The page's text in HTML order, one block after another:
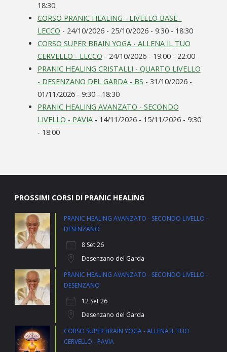
18:30
CORSO PRANIC HEALING - LIVELLO BASE -
LECCO - 24/10/2026 - 25/10/2026 - 9:30 - 18:30
CORSO SUPER BRAIN YOGA - ALLENA IL TUO
CERVELLO - LECCO - 24/10/2026 - 19:00 - 22:00
PRANIC HEALING CRISTALLI - QUARTO LIVELLO
- DESENZANO DEL GARDA - BS - 31/10/2026 -
01/11/2026 - 9:30 - 18:30
PRANIC HEALING AVANZATO - SECONDO
LIVELLO - PAVIA- 14/11/2026 - 15/11/2026 - 9:30
- 18:00
PROSSIMI CORSI DI PRANIC HEALING
PRANIC HEALING AVANZATO - SECONDO LIVELLO -
DESENZANO
8 Set 26
Desenzano del Garda
PRANIC HEALING AVANZATO - SECONDO LIVELLO -
DESENZANO
12 Set 26
Desenzano del Garda
CORSO SUPER BRAIN YOGA - ALLENA IL TUO
CERVELLO - PAVIA